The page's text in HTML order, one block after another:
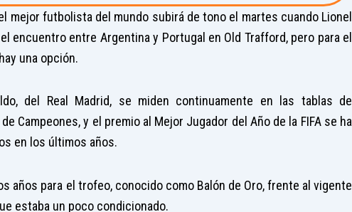
mejor futbolista del mundo subirá de tono el martes cuando Lionel
encuentro entre Argentina y Portugal en Old Trafford, pero para el
una opción.
del Real Madrid, se miden continuamente en las tablas de
Campeones, y el premio al Mejor Jugador del Año de la FIFA se ha
en los últimos años.
años para el trofeo, conocido como Balón de Oro, frente al vigente
estaba un poco condicionado.